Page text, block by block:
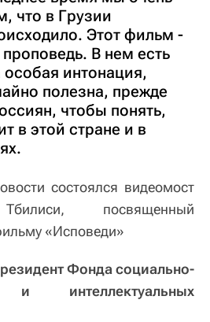
что в Грузии
Этот фильм -
В нем есть
особая интонация,
полезна, прежде
чтобы понять,
в этой стране и в
состоялся видеомост
посвященный
«Исповеди»
Фонда социально-
и интеллектуальных